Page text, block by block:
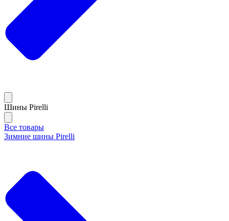
Шины Pirelli
Все товары
Зимние шины Pirelli